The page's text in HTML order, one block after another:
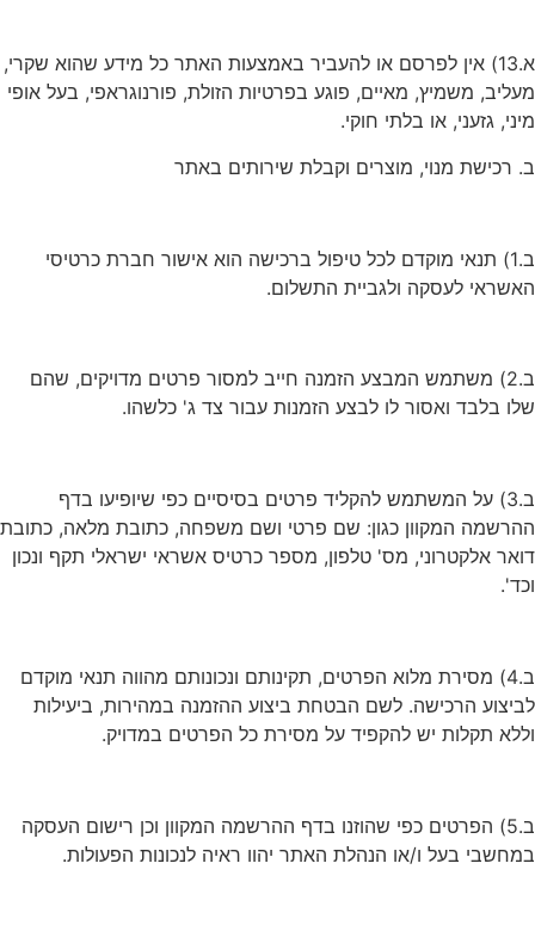
א.13) אין לפרסם או להעביר באמצעות האתר כל מידע שהוא שקרי,
מעליב, משמיץ, מאיים, פוגע בפרטיות הזולת, פורנוגראפי, בעל אופי
מיני, גזעני, או בלתי חוקי.
ב. רכישת מנוי, מוצרים וקבלת שירותים באתר
ב.1) תנאי מוקדם לכל טיפול ברכישה הוא אישור חברת כרטיסי
האשראי לעסקה ולגביית התשלום.
ב.2) משתמש המבצע הזמנה חייב למסור פרטים מדויקים, שהם
שלו בלבד ואסור לו לבצע הזמנות עבור צד ג' כלשהו.
ב.3) על המשתמש להקליד פרטים בסיסיים כפי שיופיעו בדף
ההרשמה המקוון כגון: שם פרטי ושם משפחה, כתובת מלאה, כתובת
דואר אלקטרוני, מס' טלפון, מספר כרטיס אשראי ישראלי תקף ונכון
וכד'.
ב.4) מסירת מלוא הפרטים, תקינותם ונכונותם מהווה תנאי מוקדם
לביצוע הרכישה. לשם הבטחת ביצוע ההזמנה במהירות, ביעילות
וללא תקלות יש להקפיד על מסירת כל הפרטים במדויק.
ב.5) הפרטים כפי שהוזנו בדף ההרשמה המקוון וכן רישום העסקה
במחשבי בעל ו/או הנהלת האתר יהוו ראיה לנכונות הפעולות.